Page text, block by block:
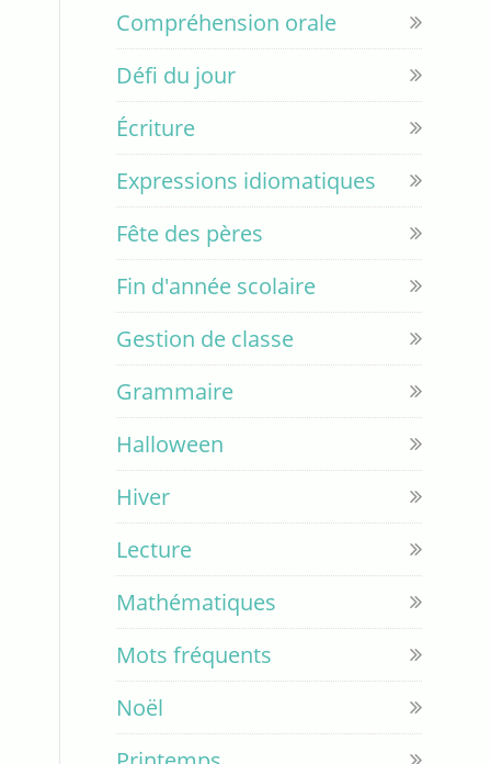
Compréhension orale
Défi du jour
Écriture
Expressions idiomatiques
Fête des pères
Fin d'année scolaire
Gestion de classe
Grammaire
Halloween
Hiver
Lecture
Mathématiques
Mots fréquents
Noël